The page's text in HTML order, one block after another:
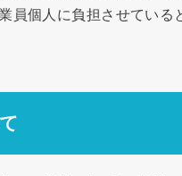
員個人に負担させている